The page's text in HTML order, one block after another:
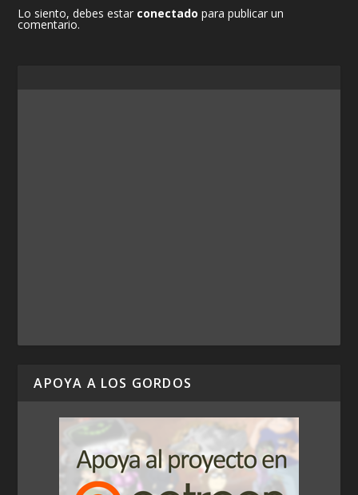
Lo siento, debes estar conectado para publicar un
comentario.
APOYA A LOS GORDOS